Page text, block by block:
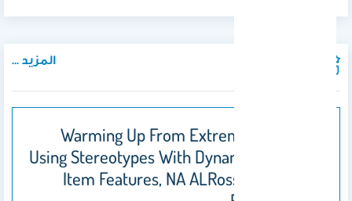
المزيد ...
Warming Up From Extreme Cold Start
Using Stereotypes With Dynamic User And
Item Features, NA ALRossais - KaRS@